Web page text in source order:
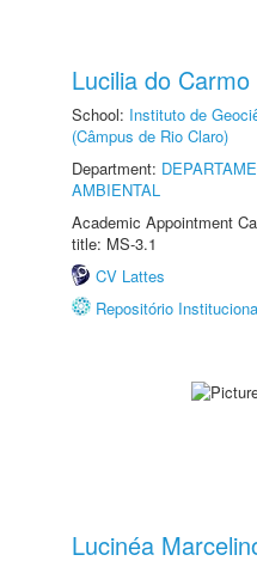
Lucilia do
School: Instituto de
(Câmpus de Rio Claro)
Department:
AMBIENTAL
Academic Appointment
title: MS-3.1
CV Lattes
Repositório
Lucinéa